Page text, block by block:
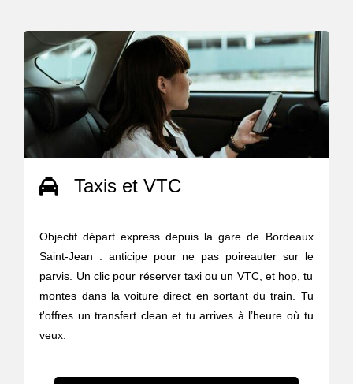
Taxis et VTC
Objectif départ express depuis la gare de Bordeaux
Saint-Jean : anticipe pour ne pas poireauter sur le
parvis. Un clic pour réserver taxi ou un VTC, et hop, tu
montes dans la voiture direct en sortant du train. Tu
t'offres un transfert clean et tu arrives à l’heure où tu
veux.